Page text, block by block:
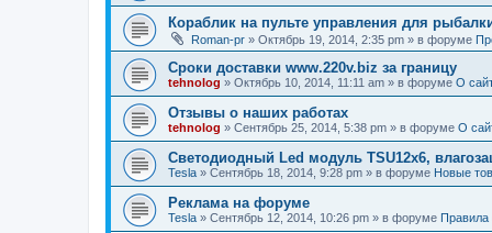
Кораблик на пульте управления для
Roman-pr » Октябрь 19, 2014, 2:35 pm » в форуме
Сроки доставки www.220v.biz за границу
tehnolog » Октябрь 10, 2014, 11:11 am » в форуме О
Отзывы о наших работах
tehnolog » Сентябрь 25, 2014, 5:38 pm » в форуме О
Светодиодный Led модуль TSU12х6,
Tesla » Сентябрь 18, 2014, 9:28 pm » в форуме Новые
Реклама на форуме
Tesla » Сентябрь 12, 2014, 10:26 pm » в форуме